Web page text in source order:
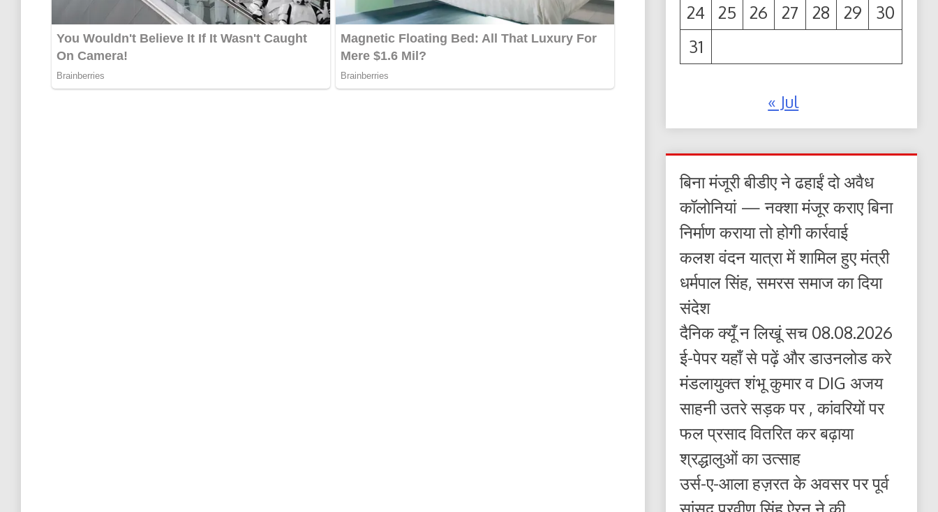
24
25 26 27 28 29
30
31
« Jul
बिना मंजूरी बीडीए ने ढहाईं दो अवैध
कॉलोनियां — नक्शा मंजूर कराए बिना
निर्माण कराया तो होगी कार्रवाई
कलश वंदन यात्रा में शामिल हुए मंत्री
धर्मपाल सिंह, समरस समाज का दिया
संदेश
दैनिक क्यूँ न लिखूं सच 08.08.2026
ई-पेपर यहाँ से पढ़ें और डाउनलोड करे
मंडलायुक्त शंभू कुमार व DIG अजय
साहनी उतरे सड़क पर , कांवरियों पर
फल प्रसाद वितरित कर बढ़ाया
श्रद्धालुओं का उत्साह
उर्स-ए-आला हज़रत के अवसर पर पूर्व